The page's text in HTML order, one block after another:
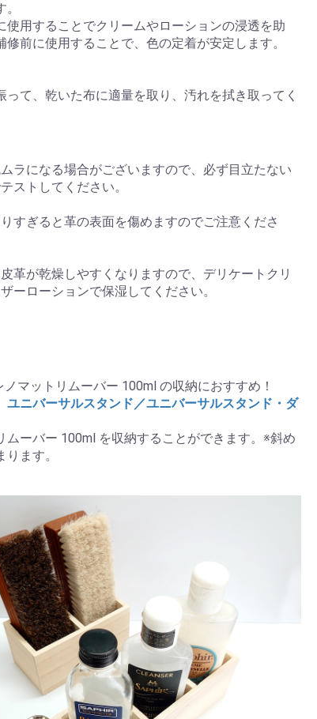
使用することでクリームやローションの浸透を助
修前に使用することで、色の定着が安定します。
って、乾いた布に適量を取り、汚れを拭き取ってく
ラになる場合がございますので、必ず目立たない
ストしてください。
すぎると革の表面を傷めますのでご注意くださ
革が乾燥しやすくなりますので、デリケートクリ
ーローションで保湿してください。
マットリムーバー 100ml の収納におすすめ！
ユニバーサルスタンド／ユニバーサルスタンド・ダ
ムーバー 100ml を収納することができます。※斜め
ます。